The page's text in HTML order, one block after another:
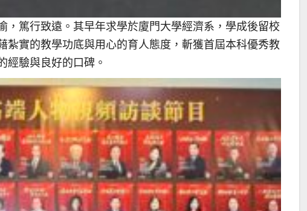
篤行致遠。其早年求學於廈門大學經濟系，學成後留校
實的教學功底與用心的育人態度，斬獲首屆本科優秀教
經驗與良好的口碑。